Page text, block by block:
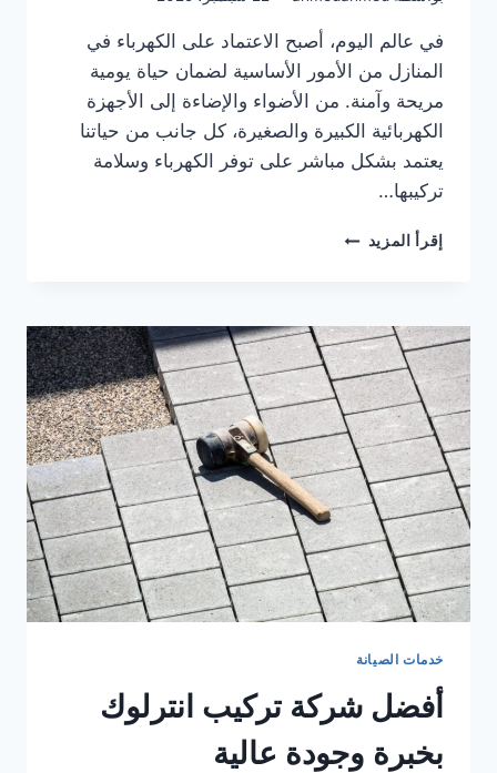
في عالم اليوم، أصبح الاعتماد على الكهرباء في
المنازل من الأمور الأساسية لضمان حياة يومية
مريحة وآمنة. من الأضواء والإضاءة إلى الأجهزة
الكهربائية الكبيرة والصغيرة، كل جانب من حياتنا
يعتمد بشكل مباشر على توفر الكهرباء وسلامة
تركيبها…
إقرأ المزيد خدمات
الامارات
خدمات الصيانة
أفضل شركة تركيب انترلوك
بخبرة وجودة عالية